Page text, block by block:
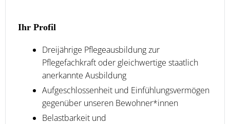
Ihr Profil
Dreijährige Pflegeausbildung zur
Pflegefachkraft oder gleichwertige staatlich
anerkannte Ausbildung
Aufgeschlossenheit und Einfühlungsvermögen
gegenüber unseren Bewohner*innen
Belastbarkeit und